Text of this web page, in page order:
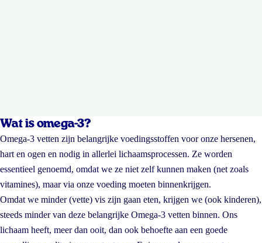
Wat is omega-3?
Omega-3 vetten zijn belangrijke voedingsstoffen voor onze hersenen,
hart en ogen en nodig in allerlei lichaamsprocessen. Ze worden
essentieel genoemd, omdat we ze niet zelf kunnen maken (net zoals
vitamines), maar via onze voeding moeten binnenkrijgen.
Omdat we minder (vette) vis zijn gaan eten, krijgen we (ook kinderen),
steeds minder van deze belangrijke Omega-3 vetten binnen. Ons
lichaam heeft, meer dan ooit, dan ook behoefte aan een goede